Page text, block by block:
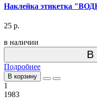
Наклейка этикетка
25 р.
в наличии
В
Подробнее
В корзину
1
1983